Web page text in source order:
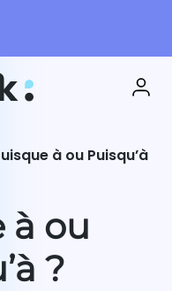
à ou Puisqu’à
à ou
?